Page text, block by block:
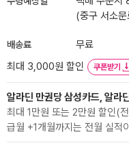
(중구 서소
배송료
무료
최대 3,000원 할인
쿠폰받기
알라딘 만권당 삼성카드, 알라
최대 1만원 또는 2만원 할인(
급월 +1개월까지는 전월 실적